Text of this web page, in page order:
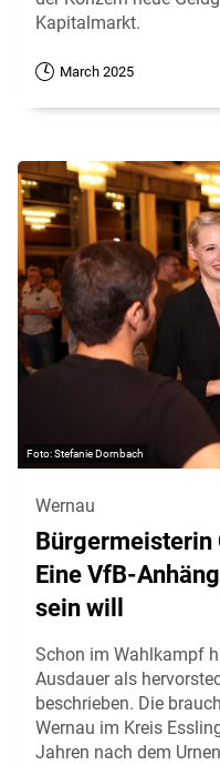
Kapitalmarkt.
March 2025
Stefanie Dornbach
Wernau
Bürgermeisterin
Eine VfB-
sein will
Schon im Wahlkampf
Ausdauer als
beschrieben. Die
Wernau im Kreis
Jahren nach dem